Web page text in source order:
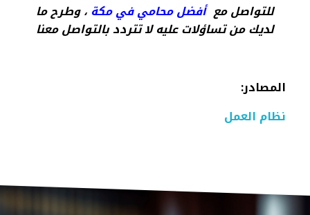
للتواصل مع أفضل محامي في مكة ، وطرح ما
لديك من تساؤلات عليه لا تتردد بالتواصل معنا
المصادر:
نظام العمل